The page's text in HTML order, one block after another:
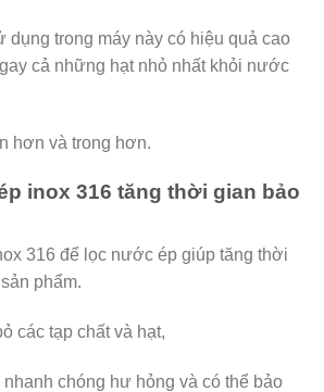
dụng trong máy này có hiệu quả cao
cả những hạt nhỏ nhất khỏi nước
hơn và trong hơn.
inox 316 tăng thời gian bảo
316 để lọc nước ép giúp tăng thời
phẩm.
các tạp chất và hạt,
chóng hư hỏng và có thể bảo